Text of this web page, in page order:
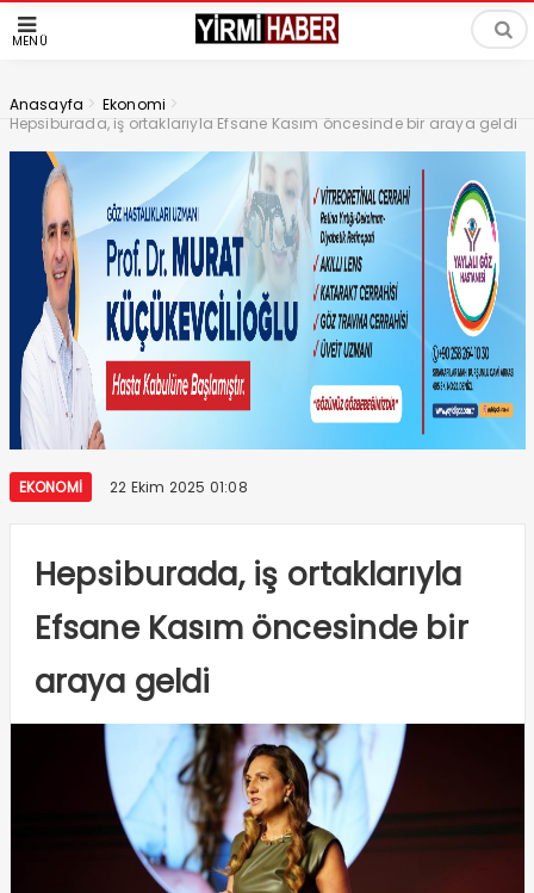
MENÜ
Anasayfa > Ekonomi >
Hepsiburada, iş ortaklarıyla Efsane Kasım öncesinde bir araya geldi
EKONOMI 22 Ekim 2025 01:08
Hepsiburada, iş ortaklarıyla
Efsane Kasım öncesinde bir
araya geldi